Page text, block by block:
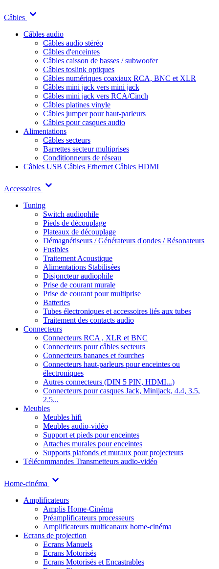
Câbles
Câbles audio
Câbles audio stéréo
Câbles d'enceintes
Câbles caisson de basses / subwoofer
Câbles toslink optiques
Câbles numériques coaxiaux RCA, BNC et XLR
Câbles mini jack vers mini jack
Câbles mini jack vers RCA/Cinch
Câbles platines vinyle
Câbles jumper pour haut-parleurs
Câbles pour casques audio
Alimentations
Câbles secteurs
Barrettes secteur multiprises
Conditionneurs de réseau
Câbles USB Câbles Ethernet Câbles HDMI
Accessoires
Tuning
Switch audiophile
Pieds de découplage
Plateaux de découplage
Démagnétiseurs / Générateurs d'ondes / Résonateurs
Fusibles
Traitement Acoustique
Alimentations Stabilisées
Disjoncteur audiophile
Prise de courant murale
Prise de courant pour multiprise
Batteries
Tubes électroniques et accessoires liés aux tubes
Traitement des contacts audio
Connecteurs
Connecteurs RCA , XLR et BNC
Connecteurs pour câbles secteurs
Connecteurs bananes et fourches
Connecteurs haut-parleurs pour enceintes ou
électroniques
Autres connecteurs (DIN 5 PIN, HDMI...)
Connecteurs pour casques Jack, Minijack, 4.4, 3.5,
2.5...
Meubles
Meubles hifi
Meubles audio-vidéo
Support et pieds pour enceintes
Attaches murales pour enceintes
Supports plafonds et muraux pour projecteurs
Télécommandes Transmetteurs audio-vidéo
Home-cinéma
Amplificateurs
Amplis Home-Cinéma
Préamplificateurs processeurs
Amplificateurs multicanaux home-cinéma
Ecrans de projection
Ecrans Manuels
Ecrans Motorisés
Ecrans Motorisés et Encastrables